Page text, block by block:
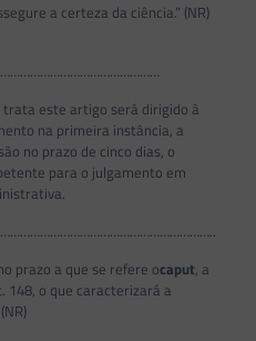
a certeza da ciência.” (NR)
trata este artigo será dirigido à
na primeira instância, a
no prazo de cinco dias, o
para o julgamento em
prazo a que se refere ocaput, a
148, o que caracterizará a